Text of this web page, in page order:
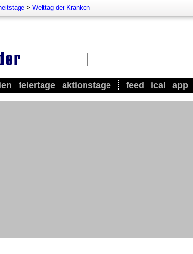
> Welttag der Kranken
feiertage aktionstage feed ical app